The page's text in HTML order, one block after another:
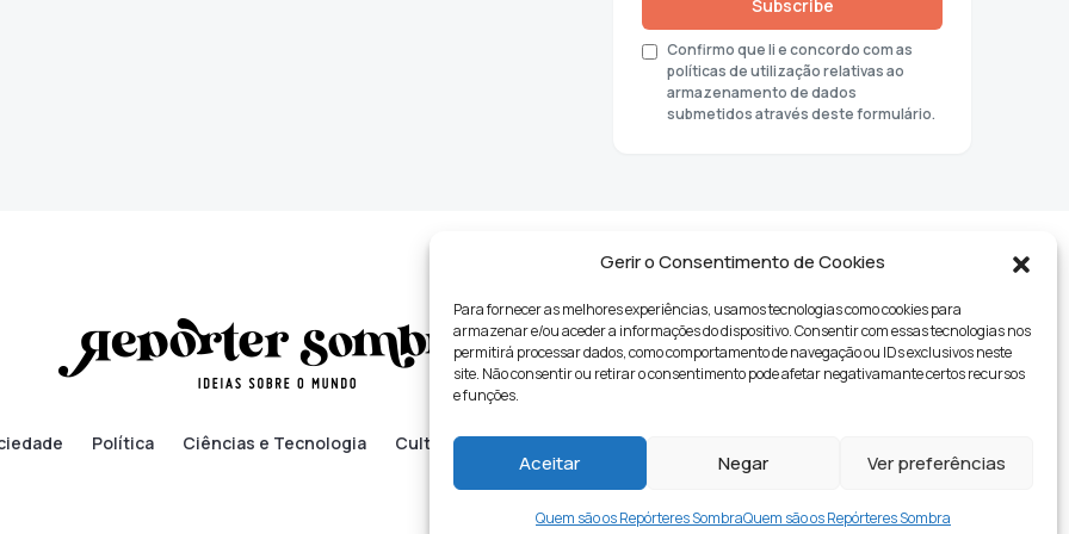
Gerir o Consentimento de Cookies
Para fornecer as melhores experiências, usamos tecnologias como cookies para
armazenar e/ou aceder a informações do dispositivo. Consentir com essas tecnologias nos
permitirá processar dados, como comportamento de navegação ou IDs exclusivos neste
site. Não consentir ou retirar o consentimento pode afetar negativamante certos recursos
e funções.
Aceitar Negar Ver preferências
Quem são os Repórteres SombraQuem são os Repórteres Sombra
Subscribe
Confirmo que li e concordo com as
políticas de utilização relativas ao
armazenamento de dados
submetidos através deste formulário.
Política Ciências e Tecnologia Cultura Lifestyle